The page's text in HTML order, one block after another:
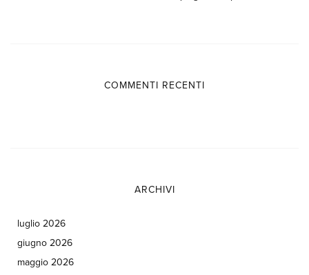
COMMENTI RECENTI
ARCHIVI
luglio 2026
giugno 2026
maggio 2026